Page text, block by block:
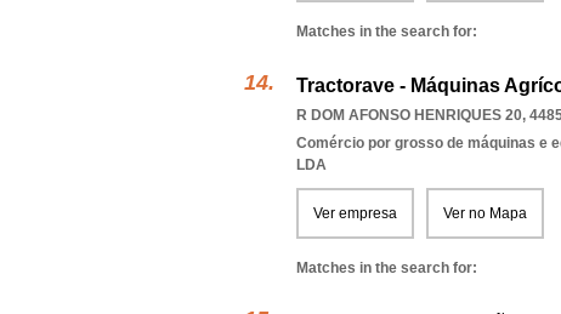
Matches in the search for:
Tractorave - Máquinas
R DOM AFONSO HENRIQUES 20,
Comércio por grosso de máquinas e
LDA
Ver empresa Ver no Mapa
Matches in the search for: